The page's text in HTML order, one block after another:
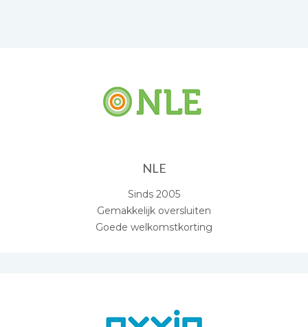
NLE
Sinds 2005
Gemakkelijk oversluiten
Goede welkomstkorting